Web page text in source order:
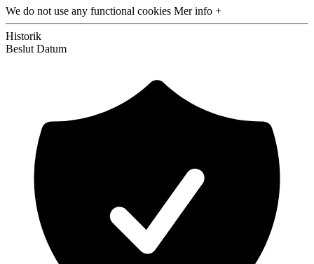
We do not use any functional cookies Mer info +
Historik
Beslut Datum